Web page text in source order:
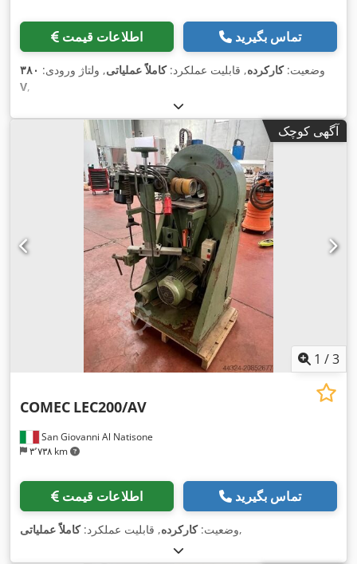
اطلاعات قیمت تماس بگیرید
وضعیت:کارکرده, قابلیت عملکرد:کاملاً عملیاتی, ولتاژ ورودی: ۳۸۰
V,
آگهی کوچک
1 /3
San Giovanni Al Natisone
۳٬۷۳۸ km
COMEC LEC200/AV
اطلاعات قیمت تماس بگیرید
وضعیت:کارکرده, قابلیت عملکرد:کاملاً عملیاتی ,